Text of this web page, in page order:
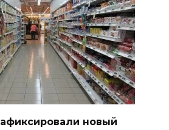
новый